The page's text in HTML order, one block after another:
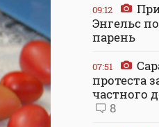
09:12
Энгельс
парень
07:51
протеста
частного
8